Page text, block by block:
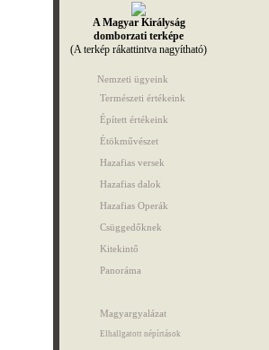
A Magyar Királyság
domborzati terképe
(A terkép rákattintva nagyítható)
Nemzeti ügyeink
Természeti értékeink
Épített értékeink
Étökművészet
Hazafias versek
Hazafias dalok
Hazafias Operák
Csüggedőknek
Kitekintő
Panoráma
Magyargyalázat
Elhallgatott népírtások